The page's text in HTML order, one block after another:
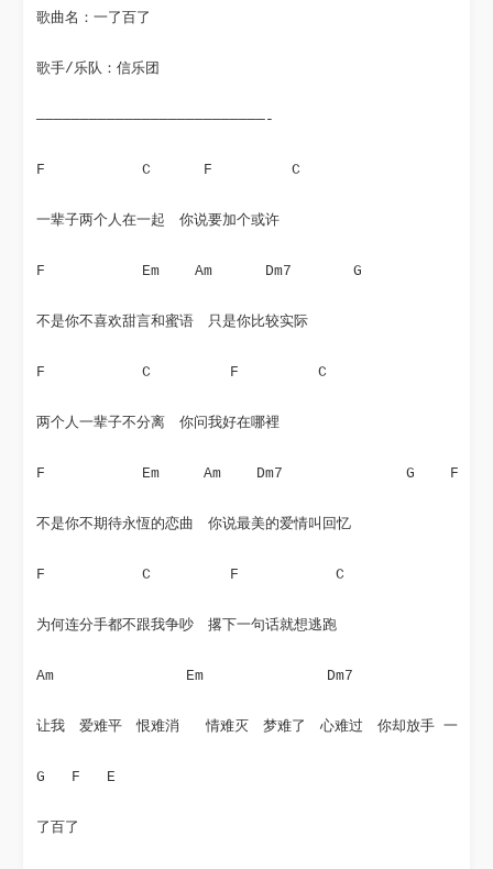
歌曲名：一了百了
歌手/乐队：信乐团
——————————————————————————-
F           C      F         C
一辈子两个人在一起　你说要加个或许
F           Em    Am      Dm7       G
不是你不喜欢甜言和蜜语　只是你比较实际
F           C         F         C
两个人一辈子不分离　你问我好在哪裡
F           Em     Am    Dm7              G    F
不是你不期待永恆的恋曲　你说最美的爱情叫回忆
F           C         F           C
为何连分手都不跟我争吵　撂下一句话就想逃跑
Am               Em              Dm7
让我　爱难平　恨难消   情难灭　梦难了　心难过　你却放手 一
G   F   E
了百了